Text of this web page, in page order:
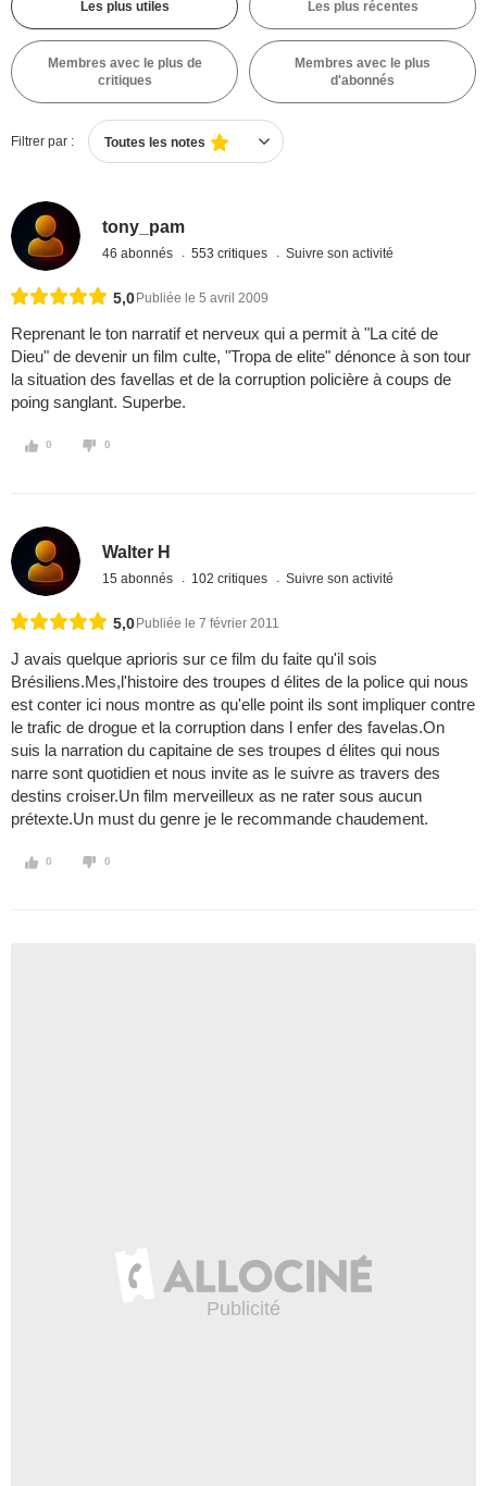
Les plus utiles Les plus récentes
Membres avec le plus de
critiques
Membres avec le plus
d'abonnés
Filtrer par : Toutes les notes
tony_pam
46 abonnés 553 critiques Suivre son activité
5,0 Publiée le 5 avril 2009
Reprenant le ton narratif et nerveux qui a permit à "La cité de
Dieu" de devenir un film culte, "Tropa de elite" dénonce à son tour
la situation des favellas et de la corruption policière à coups de
poing sanglant. Superbe.
0 0
Walter H
15 abonnés 102 critiques Suivre son activité
5,0 Publiée le 7 février 2011
J avais quelque aprioris sur ce film du faite qu'il sois
Brésiliens.Mes,l'histoire des troupes d élites de la police qui nous
est conter ici nous montre as qu'elle point ils sont impliquer contre
le trafic de drogue et la corruption dans l enfer des favelas.On
suis la narration du capitaine de ses troupes d élites qui nous
narre sont quotidien et nous invite as le suivre as travers des
destins croiser.Un film merveilleux as ne rater sous aucun
prétexte.Un must du genre je le recommande chaudement.
0 0